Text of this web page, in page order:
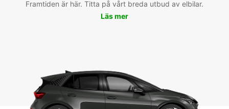
Framtiden är här. Titta på vårt breda utbud av elbilar.
Läs mer